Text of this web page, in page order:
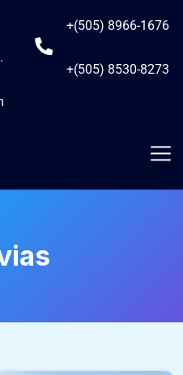
+(505) 8966-1676
+(505) 8530-8273